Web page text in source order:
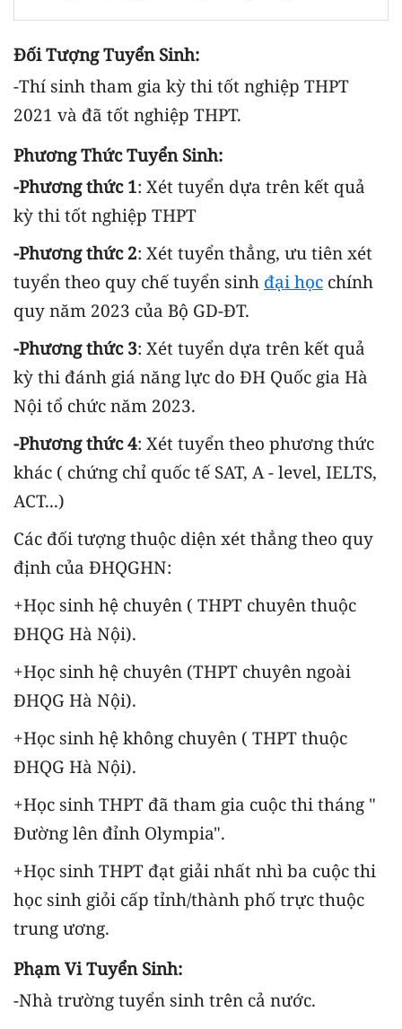
Đối Tượng Tuyển Sinh:
-Thí sinh tham gia kỳ thi tốt nghiệp THPT
2021 và đã tốt nghiệp THPT.
Phương Thức Tuyển Sinh:
-Phương thức 1: Xét tuyển dựa trên kết quả
kỳ thi tốt nghiệp THPT
-Phương thức 2: Xét tuyển thẳng, ưu tiên xét
tuyển theo quy chế tuyển sinh đại học chính
quy năm 2023 của Bộ GD-ĐT.
-Phương thức 3: Xét tuyển dựa trên kết quả
kỳ thi đánh giá năng lực do ĐH Quốc gia Hà
Nội tổ chức năm 2023.
-Phương thức 4: Xét tuyển theo phương thức
khác ( chứng chỉ quốc tế SAT, A - level, IELTS,
ACT...)
Các đối tượng thuộc diện xét thẳng theo quy
định của ĐHQGHN:
+Học sinh hệ chuyên ( THPT chuyên thuộc
ĐHQG Hà Nội).
+Học sinh hệ chuyên (THPT chuyên ngoài
ĐHQG Hà Nội).
+Học sinh hệ không chuyên ( THPT thuộc
ĐHQG Hà Nội).
+Học sinh THPT đã tham gia cuộc thi tháng "
Đường lên đỉnh Olympia".
+Học sinh THPT đạt giải nhất nhì ba cuộc thi
học sinh giỏi cấp tỉnh/thành phố trực thuộc
trung ương.
Phạm Vi Tuyển Sinh:
-Nhà trường tuyển sinh trên cả nước.